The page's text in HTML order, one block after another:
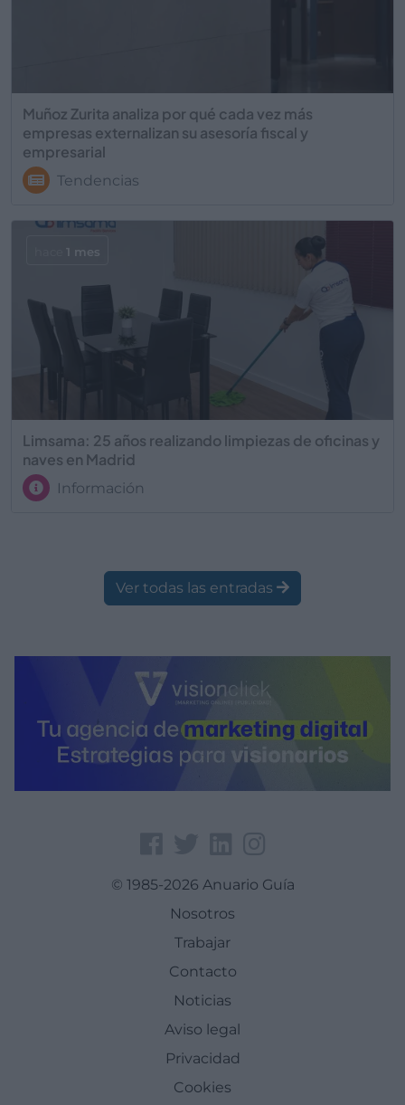
Muñoz Zurita analiza por qué cada vez más
empresas externalizan su asesoría fiscal y
empresarial
Tendencias
Limsama: 25 años realizando limpiezas de oficinas y
naves en Madrid
Información
1 mes
Ver todas las entradas
© 1985-2026 Anuario Guía
Nosotros
Trabajar
Contacto
Noticias
Aviso legal
Privacidad
Cookies